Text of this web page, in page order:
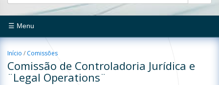
☰ Menu
Início / Comissões
Comissão de Controladoria Jurídica e
¨Legal Operations¨